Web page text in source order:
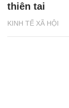
KINH TẾ XÃ HỘI
thiên tai